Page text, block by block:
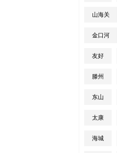
山海关
金口河
友好
滕州
东山
太康
海城